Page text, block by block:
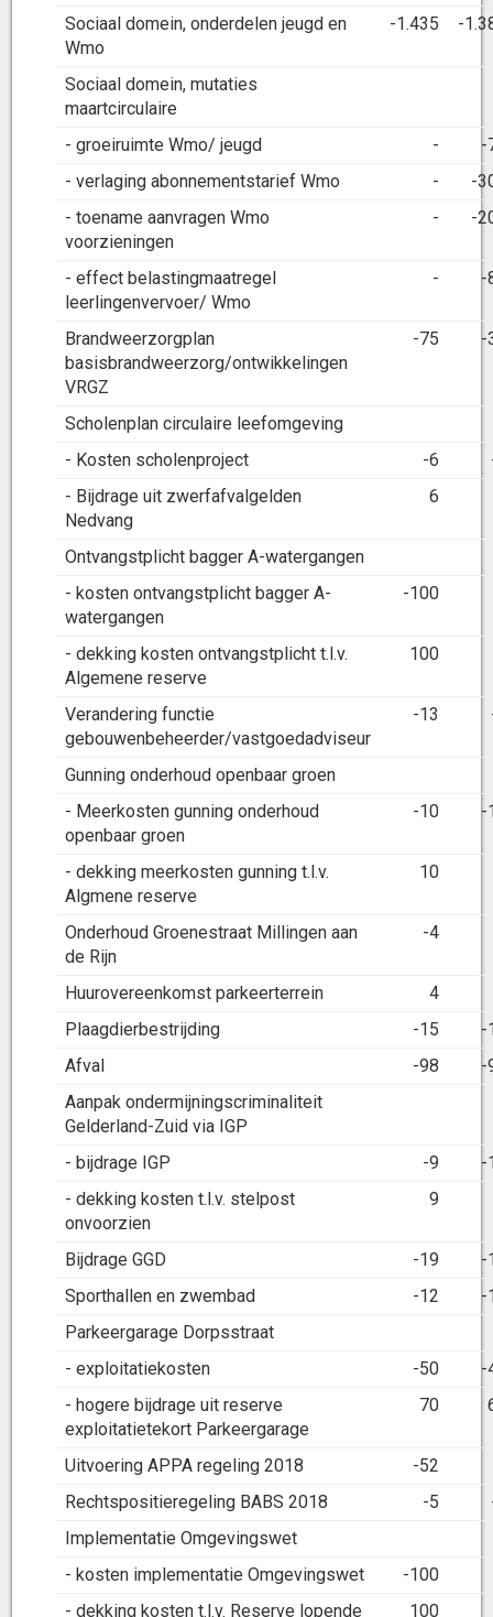
Sociaal domein, onderdelen jeugd en
Wmo
-1.435 -
Sociaal domein, mutaties
maartcirculaire
- groeiruimte Wmo/ jeugd
-
-
- verlaging abonnementstarief Wmo
-
-
- toename aanvragen Wmo
voorzieningen
- -
- effect belastingmaatregel
leerlingenvervoer/ Wmo
- -
Brandweerzorgplan
basisbrandweerzorg/ontwikkelingen
VRGZ
-75 -
Scholenplan circulaire leefomgeving
- Kosten scholenproject
-6
- Bijdrage uit zwerfafvalgelden
Nedvang
6
Ontvangstplicht bagger A-watergangen
- kosten ontvangstplicht bagger A-
watergangen
-100
- dekking kosten ontvangstplicht t.l.v.
Algemene reserve
100
Verandering functie
gebouwenbeheerder/vastgoedadviseur
-13
Gunning onderhoud openbaar groen
- Meerkosten gunning onderhoud
openbaar groen
-10 -
- dekking meerkosten gunning t.l.v.
Algmene reserve
10
Onderhoud Groenestraat Millingen aan
de Rijn
-4
Huurovereenkomst parkeerterrein
4
Plaagdierbestrijding
-15
-
Afval
-98
-
Aanpak ondermijningscriminaliteit
Gelderland-Zuid via IGP
- bijdrage IGP
-9
-
- dekking kosten t.l.v. stelpost
onvoorzien
9
Bijdrage GGD -19
-
Sporthallen en zwembad
-12
-
Parkeergarage Dorpsstraat
- exploitatiekosten
-50
-
- hogere bijdrage uit reserve
exploitatietekort Parkeergarage
70
Uitvoering APPA regeling 2018
-52
Rechtspositieregeling BABS 2018
-5
Implementatie Omgevingswet
- kosten implementatie Omgevingswet
-100
- dekking kosten t.l.v. Reserve lopende
100